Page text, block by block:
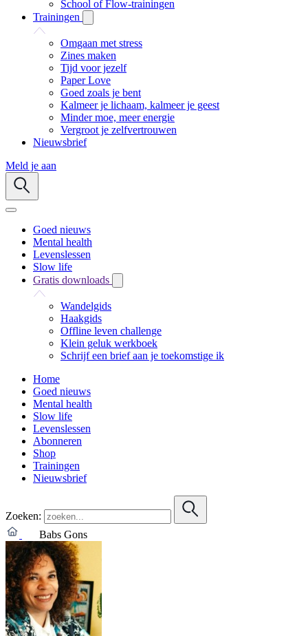
School of Flow-trainingen
Trainingen
Omgaan met stress
Zines maken
Tijd voor jezelf
Paper Love
Goed zoals je bent
Kalmeer je lichaam, kalmeer je geest
Minder moe, meer energie
Vergroot je zelfvertrouwen
Nieuwsbrief
Meld je aan
Goed nieuws
Mental health
Levenslessen
Slow life
Gratis downloads
Wandelgids
Haakgids
Offline leven challenge
Klein geluk werkboek
Schrijf een brief aan je toekomstige ik
Home
Goed nieuws
Mental health
Slow life
Levenslessen
Abonneren
Shop
Trainingen
Nieuwsbrief
Zoeken:
Babs Gons